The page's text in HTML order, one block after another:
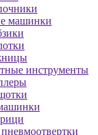
машинки
инструменты